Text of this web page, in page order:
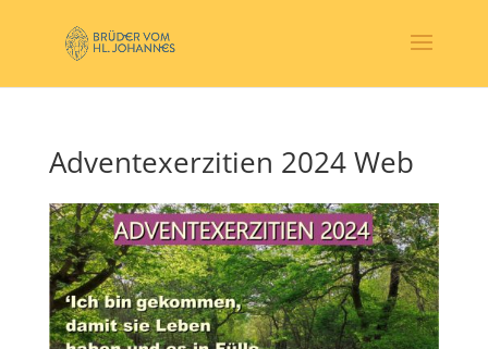
Adventexerzitien 2024 Web